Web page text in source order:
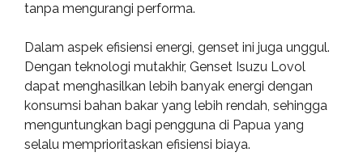
tanpa mengurangi performa.
Dalam aspek efisiensi energi, genset ini juga unggul.
Dengan teknologi mutakhir, Genset Isuzu Lovol
dapat menghasilkan lebih banyak energi dengan
konsumsi bahan bakar yang lebih rendah, sehingga
menguntungkan bagi pengguna di Papua yang
selalu memprioritaskan efisiensi biaya.